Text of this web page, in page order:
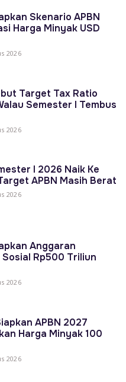
Skenario APBN
Harga Minyak USD
2026
Target Tax Ratio
Semester I Tembus
2026
I 2026 Naik Ke
APBN Masih Berat
2026
Anggaran
Rp500 Triliun
2026
APBN 2027
Harga Minyak 100
2026